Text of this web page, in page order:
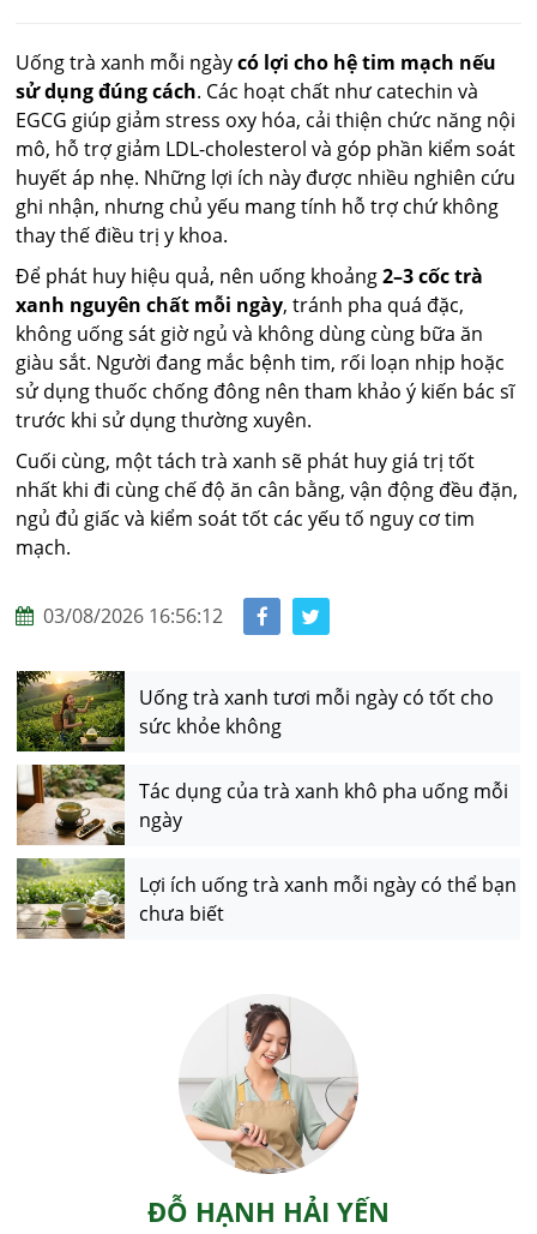
Uống trà xanh mỗi ngàycó lợi cho hệ tim mạch nếu
sử dụng đúng cách. Các hoạt chất như catechin và
EGCG giúp giảm stress oxy hóa, cải thiện chức năng nội
mô, hỗ trợ giảm LDL-cholesterol và góp phần kiểm soát
huyết áp nhẹ. Những lợi ích này được nhiều nghiên cứu
ghi nhận, nhưng chủ yếu mang tính hỗ trợ chứ không
thay thế điều trị y khoa.
Để phát huy hiệu quả, nên uống khoảng2–3 cốc trà
xanh nguyên chất mỗi ngày, tránh pha quá đặc,
không uống sát giờ ngủ và không dùng cùng bữa ăn
giàu sắt. Người đang mắc bệnh tim, rối loạn nhịp hoặc
sử dụng thuốc chống đông nên tham khảo ý kiến bác sĩ
trước khi sử dụng thường xuyên.
Cuối cùng, một tách trà xanh sẽ phát huy giá trị tốt
nhất khi đi cùng chế độ ăn cân bằng, vận động đều đặn,
ngủ đủ giấc và kiểm soát tốt các yếu tố nguy cơ tim
mạch.
03/08/2026 16:56:12
Uống trà xanh tươi mỗi ngày có tốt cho
sức khỏe không
Tác dụng của trà xanh khô pha uống mỗi
ngày
Lợi ích uống trà xanh mỗi ngày có thể bạn
chưa biết
ĐỖ HẠNH HẢI YẾN